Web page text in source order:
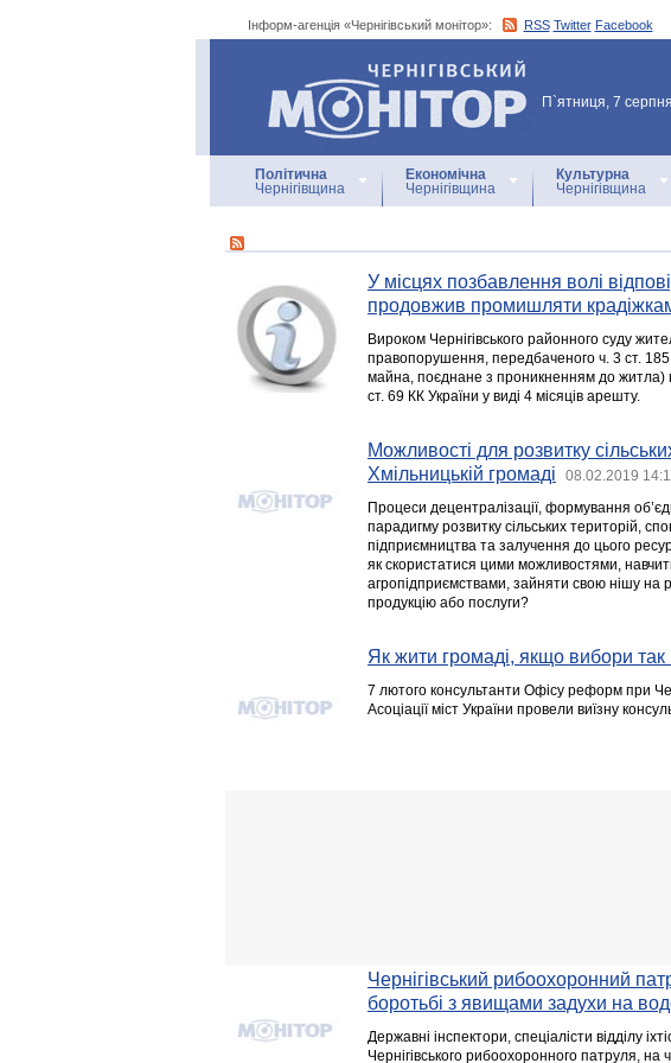
Інформ-агенція «Чернігівський монітор»: RSS Twitter Facebook
Інформ-агенція
«Чернігівський монітор»
П`ятниця, 7
Політична
Чернігівщина
Економічна
Чернігівщина
Культурна
Чернігівщина
У місцях позбавлення волі
продовжив промишляти
Вироком Чернігівського районного суду
правопорушення, передбаченого ч. 3 ст.
майна, поєднане з проникненням до житла)
ст. 69 КК України у виді 4 місяців арешту.
Можливості для розвитку
Хмільницькій громаді
08.02.2019
Процеси децентралізації, формування
парадигму розвитку сільських територій,
підприємництва та залучення до цього
як скористатися цими можливостями,
агропідприємствами, зайняти свою нішу на
продукцію або послуги?
Як жити громаді, якщо вибори так
7 лютого консультанти Офісу реформ при
Асоціації міст України провели виїзну
Чернігівський рибоохоронний
боротьбі з явищами задухи на
Державні інспектори, спеціалісти відділу
Чернігівського рибоохоронного патруля,